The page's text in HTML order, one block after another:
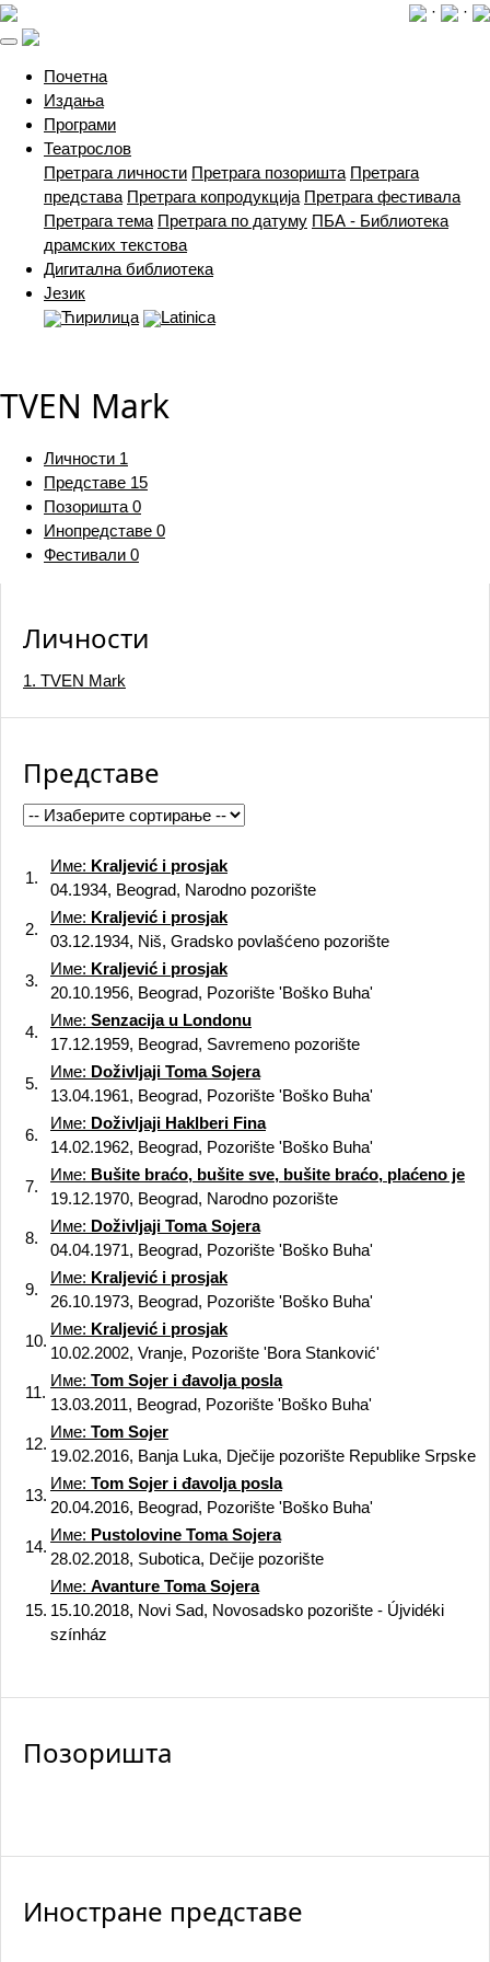
· ·
Почетна(current)
Издања
Програми
Театрослов
Претрага личности Претрага позоришта Претрага
представа Претрага копродукција Претрага фестивала
Претрага тема Претрага по датуму ПБА - Библиотека
драмских текстова
Дигитална библиотека
Језик
Ћирилица
Latinica
TVEN Mark
Личности 1
Представе 15
Позоришта 0
Инопредставе 0
Фестивали 0
Личности
1. TVEN Mark
Представе
1.
Име: Kraljević i prosjak
04.1934, Beograd, Narodno pozorište
2.
Име: Kraljević i prosjak
03.12.1934, Niš, Gradsko povlašćeno pozorište
3.
Име: Kraljević i prosjak
20.10.1956, Beograd, Pozorište 'Boško Buha'
4.
Име: Senzacija u Londonu
17.12.1959, Beograd, Savremeno pozorište
5.
Име: Doživljaji Toma Sojera
13.04.1961, Beograd, Pozorište 'Boško Buha'
6.
Име: Doživljaji Haklberi Fina
14.02.1962, Beograd, Pozorište 'Boško Buha'
7.
Име: Bušite braćo, bušite sve, bušite braćo, plaćeno je
19.12.1970, Beograd, Narodno pozorište
8.
Име: Doživljaji Toma Sojera
04.04.1971, Beograd, Pozorište 'Boško Buha'
9.
Име: Kraljević i prosjak
26.10.1973, Beograd, Pozorište 'Boško Buha'
10.
Име: Kraljević i prosjak
10.02.2002, Vranje, Pozorište 'Bora Stanković'
11.
Име: Tom Sojer i đavolja posla
13.03.2011, Beograd, Pozorište 'Boško Buha'
12.
Име: Tom Sojer
19.02.2016, Banja Luka, Dječije pozorište Republike Srpske
13.
Име: Tom Sojer i đavolja posla
20.04.2016, Beograd, Pozorište 'Boško Buha'
14.
Име: Pustolovine Toma Sojera
28.02.2018, Subotica, Dečije pozorište
15.
Име: Avanture Toma Sojera
15.10.2018, Novi Sad, Novosadsko pozorište - Újvidéki
színház
Позоришта
Иностране представе